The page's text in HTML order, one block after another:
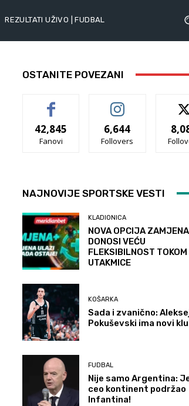
REZULTATI UŽIVO | FUDBAL
OSTANITE POVEZANI
42,845
Fanovi
6,644
Follovers
NAJNOVIJE SPORTSKE VESTI
KLADIONICA
NOVA OPCIJA
DONOSI VEĆU
FLEKSIBILNOST TOKOM
UTAKMICE
KOŠARKA
Sada i zvanično:
Pokuševski ima novi
FUDBAL
Nije samo Argentina:
ceo kontinent podržao
Infantina!